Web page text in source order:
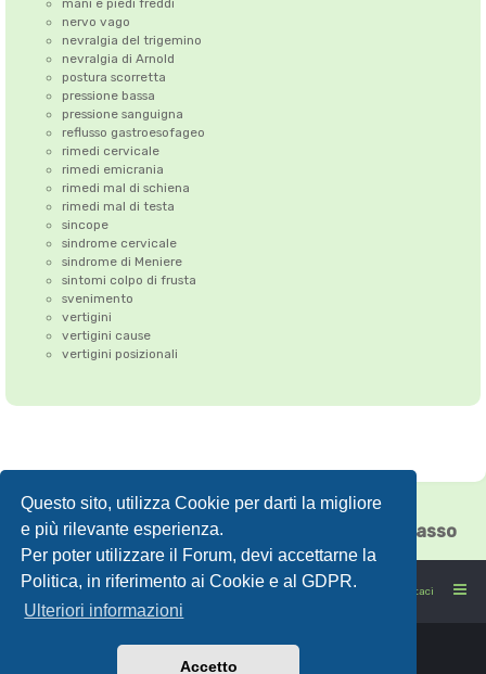
Questo sito, utilizza Cookie per darti la migliore
e più rilevante esperienza.
Per poter utilizzare il Forum, devi accettarne la
Politica, in riferimento ai Cookie e al GDPR.
Ulteriori informazioni
Accetto
nervo vago
nevralgia del trigemino
nevralgia di Arnold
postura scorretta
pressione bassa
pressione sanguigna
reflusso gastroesofageo
rimedi cervicale
rimedi emicrania
rimedi mal di schiena
rimedi mal di testa
sincope
sindrome cervicale
sindrome di Meniere
sintomi colpo di frusta
svenimento
vertigini
vertigini cause
vertigini posizionali
Correzione dell'Atlante• Emicrania
Cefalea tensiva•Vertigini Floating Chiasso
FORUMSANO: la salute non è l'assenza di malattia Contattaci
® Forum Software © phpBB Limited